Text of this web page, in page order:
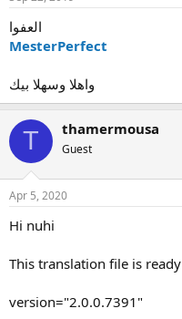
العفوا
MesterPerfect
واهلا وسهلا بيك
T thamermousa
Guest
Apr 5, 2020
Hi nuhi
This translation file is ready
version="2.0.0.7391"